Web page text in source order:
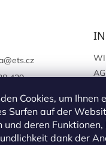
Cookies, um Ihnen
Surfen auf der
und deren
dank der
@ets.cz
439
www.facebook.c